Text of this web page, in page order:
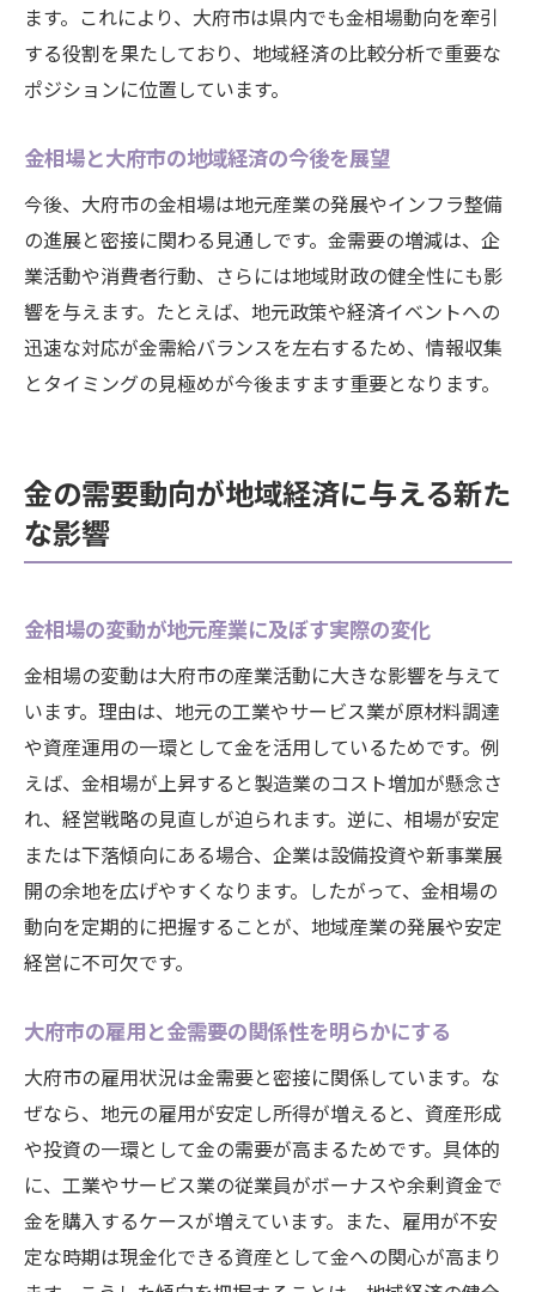
金相場と地元経済成長の相関性を分析
住民生活と金相場の繋がりを解説
金需要増減が地域経済に及ぼす具体例
大府市で注目される金需要の背景とは
金相場上昇が生んだ大府市の金需要拡大要
因
地元経済の変化と金需要増加の関係性
金需要高まる背景にある住民意識の変化
地域資産運用と金相場の重要な役割
今後の経済展望を金相場から見極める方法
金相場の未来予測と大府市経済のヒント
大府市の経済展望を金相場で判断する視点
地域経済と金相場の今後を総合的に分析
金需要の変化から見える将来の課題と対策
ます。これにより、大府市は県内でも金相場動向を牽引
する役割を果たしており、地域経済の比較分析で重要な
ポジションに位置しています。
金相場と大府市の地域経済の今後を展望
今後、大府市の金相場は地元産業の発展やインフラ整備
の進展と密接に関わる見通しです。金需要の増減は、企
業活動や消費者行動、さらには地域財政の健全性にも影
響を与えます。たとえば、地元政策や経済イベントへの
迅速な対応が金需給バランスを左右するため、情報収集
とタイミングの見極めが今後ますます重要となります。
金の需要動向が地域経済に与える新た
な影響
金相場の変動が地元産業に及ぼす実際の変化
金相場の変動は大府市の産業活動に大きな影響を与えて
います。理由は、地元の工業やサービス業が原材料調達
や資産運用の一環として金を活用しているためです。例
えば、金相場が上昇すると製造業のコスト増加が懸念さ
れ、経営戦略の見直しが迫られます。逆に、相場が安定
または下落傾向にある場合、企業は設備投資や新事業展
開の余地を広げやすくなります。したがって、金相場の
動向を定期的に把握することが、地域産業の発展や安定
経営に不可欠です。
大府市の雇用と金需要の関係性を明らかにする
大府市の雇用状況は金需要と密接に関係しています。な
ぜなら、地元の雇用が安定し所得が増えると、資産形成
や投資の一環として金の需要が高まるためです。具体的
に、工業やサービス業の従業員がボーナスや余剰資金で
金を購入するケースが増えています。また、雇用が不安
定な時期は現金化できる資産として金への関心が高まり